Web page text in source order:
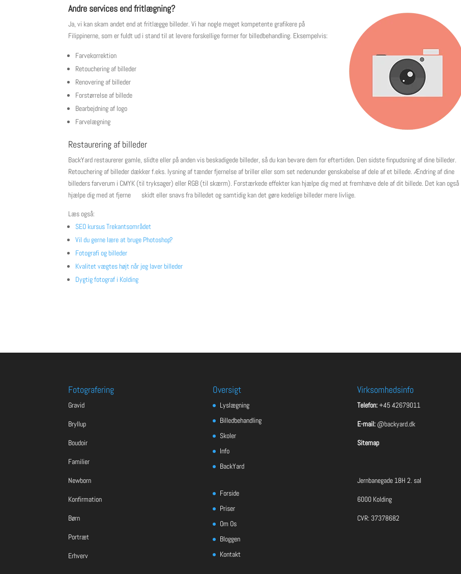
Andre services end fritlægning?
Ja, vi kan skam andet end at fritlægge billeder. Vi har nogle meget kompetente grafikere på
Filippinerne, som er fuldt ud i stand til at levere forskellige former for billedbehandling. Eksempelvis:
Farvekorrektion
Retouchering af billeder
Renovering af billeder
Forstørrelse af billede
Bearbejdning af logo
Farvelægning
Restaurering af billeder
BackYard restaurerer gamle, slidte eller på anden vis beskadigede billeder, så du kan bevare dem for eftertiden. Den sidste finpudsning af dine billeder.
Retouchering af billeder dækker f.eks. lysning af tænder fjernelse af briller eller som set nedenunder genskabelse af dele af et billede. Ændring af dine
billeders farverum i CMYK (til tryksager) eller RGB (til skærm). Forstærkede effekter kan hjælpe dig med at fremhæve dele af dit billede. Det kan også
hjælpe dig med at fjerne skidt eller snavs fra billedet og samtidig kan det gøre kedelige billeder mere livlige.
Læs også:
SEO kursus Trekantsområdet
Vil du gerne lære at bruge Photoshop?
Fotografi og billeder
Kvalitet vægtes højt når jeg laver billeder
Dygtig fotograf i Kolding
Fotografering
Gravid
Bryllup
Boudoir
Familier
Newborn
Konfirmation
Børn
Portræt
Erhverv
Oversigt
Lyslægning
Billedbehandling
Skoler
Info
BackYard
Forside
Priser
Om Os
Bloggen
Kontakt
Virksomhedsinfo
Telefon:+45 42679011
E-mail: @backyard.dk
Sitemap
Jernbanegade 18H 2. sal
6000 Kolding
CVR: 37378682